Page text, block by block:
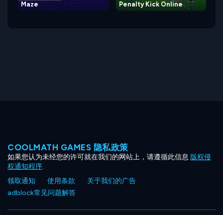
Maze Penalty Kick Online
COOLMATH GAMES 隐私政策
如果您认为未经您的许可就在我们的网站上，请遵循此信息版权侵
权通知程序.
领取通知
使用条款
关于我们的广告
adblock常见问题解答